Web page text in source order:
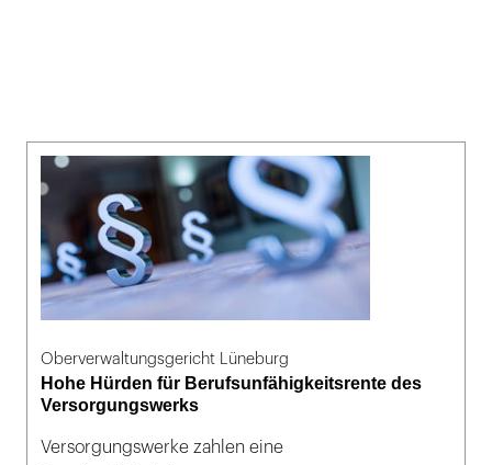
Oberverwaltungsgericht Lüneburg
Hohe Hürden für Berufsunfähigkeitsrente des
Versorgungswerks
Versorgungswerke zahlen eine